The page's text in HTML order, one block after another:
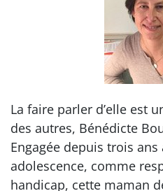
La faire parler d’elle est
des autres, Bénédicte
Engagée depuis trois
adolescence, comme
handicap, cette maman